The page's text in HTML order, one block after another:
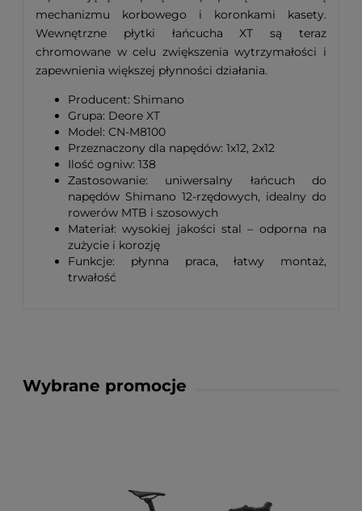
mechanizmu korbowego i koronkami kasety.
Wewnętrzne płytki łańcucha XT są teraz
chromowane w celu zwiększenia wytrzymałości i
zapewnienia większej płynności działania.
Producent: Shimano
Grupa: Deore XT
Model: CN-M8100
Przeznaczony dla napędów: 1x12, 2x12
Ilość ogniw: 138
Zastosowanie: uniwersalny łańcuch do
napędów Shimano 12-rzędowych, idealny do
rowerów MTB i szosowych
Materiał: wysokiej jakości stal – odporna na
zużycie i korozję
Funkcje: płynna praca, łatwy montaż,
trwałość
Wybrane promocje